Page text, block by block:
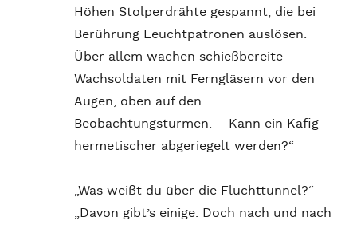
Höhen Stolperdrähte gespannt, die bei
Berührung Leuchtpatronen auslösen.
Über allem wachen schießbereite
Wachsoldaten mit Ferngläsern vor den
Augen, oben auf den
Beobachtungstürmen. – Kann ein Käfig
hermetischer abgeriegelt werden?“
„Was weißt du über die Fluchttunnel?“
„Davon gibt’s einige. Doch nach und nach